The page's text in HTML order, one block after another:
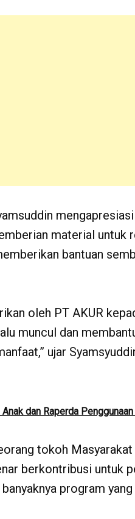
material untuk
bantuan
oleh PT AKUR
muncul dan
ujar
dan Raperda
tokoh
berkontribusi untuk
program